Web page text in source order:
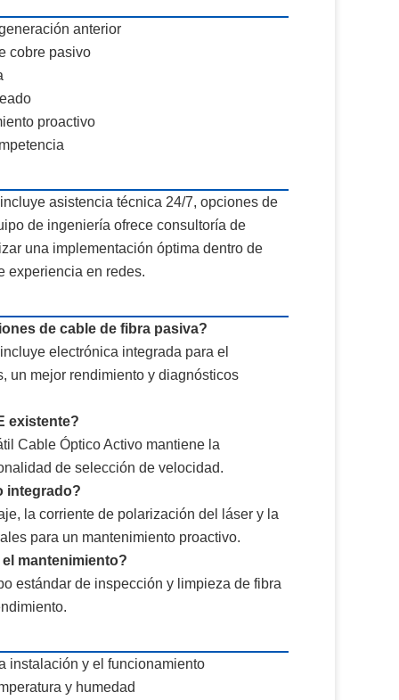
anterior
cobre pasivo
proactivo
asistencia técnica 24/7, opciones de
de ingeniería ofrece consultoría de
una implementación óptima dentro de
experiencia en redes.
de cable de fibra pasiva?
electrónica integrada para el
un mejor rendimiento y diagnósticos
existente?
Cable Óptico Activo mantiene la
de selección de velocidad.
integrado?
la corriente de polarización del láser y la
para un mantenimiento proactivo.
mantenimiento?
estándar de inspección y limpieza de fibra
instalación y el funcionamiento
y humedad